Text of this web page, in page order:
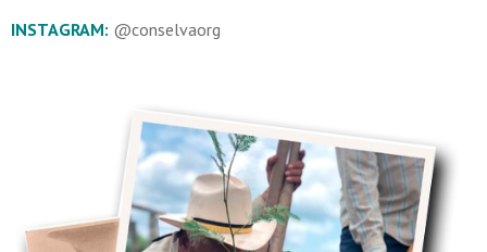
INSTAGRAM: @conselvaorg